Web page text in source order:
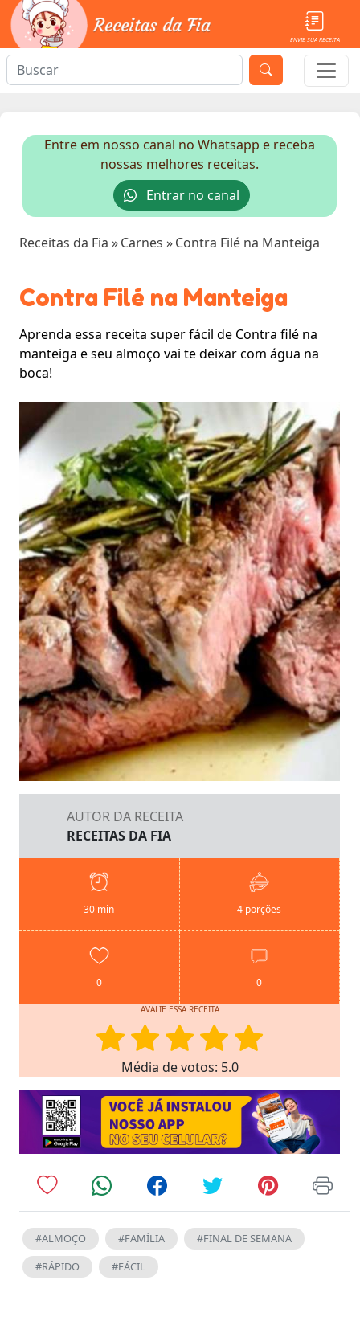
ENVIE SUA RECEITA
Entre em nosso canal no Whatsapp e receba
nossas melhores receitas.
Entrar no canal
Receitas da Fia »Carnes »Contra Filé na Manteiga
Contra Filé na Manteiga
Aprenda essa receita super fácil de Contra filé na
manteiga e seu almoço vai te deixar com água na
boca!
AUTOR DA RECEITA
RECEITAS DA FIA
30 min 4 porções
0 0
AVALIE ESSA RECEITA
Média de votos: 5.0
#ALMOÇO #FAMÍLIA
#FINAL DE SEMANA
#RÁPIDO
#FÁCIL